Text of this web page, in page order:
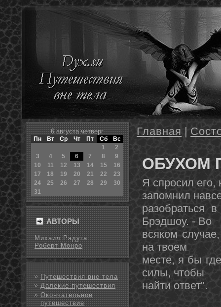
6 августа четверг
Пн Вт Ср Чт Пт Сб
Вс
1
2
3
4 5 6 7 8
9
10
11 12 13 14 15
16
17
18 19 20 21 22
23
24
25 26 27 28 29
30
31
АВТОРЫ
Михаил Радуга
Роберт Монро
Путешествия вне тела
Далекие путешествия
Окончательное
путешествие
Главная |
ОБУХОМ
Я спросил его,
запомнил
разобраться
Брэдшоу. - Во
всяком
на твоем
месте, я бы
силы, чтοбы
найти ответ".